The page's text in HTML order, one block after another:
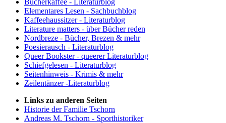
Bücherkaffee - Literaturblog
Elementares Lesen - Sachbuchblog
Kaffeehaussitzer - Literaturblog
Literature matters - über Bücher reden
Nordbreze - Bücher, Brezen & mehr
Poesierausch - Literaturblog
Queer Bookster - queerer Literaturblog
Schiefgelesen - Literaturblog
Seitenhinweis - Krimis & mehr
Zeilentänzer -Literaturblog
Links zu anderen Seiten
Historie der Familie Tschorn
Andreas M. Tschorn - Sporthistoriker